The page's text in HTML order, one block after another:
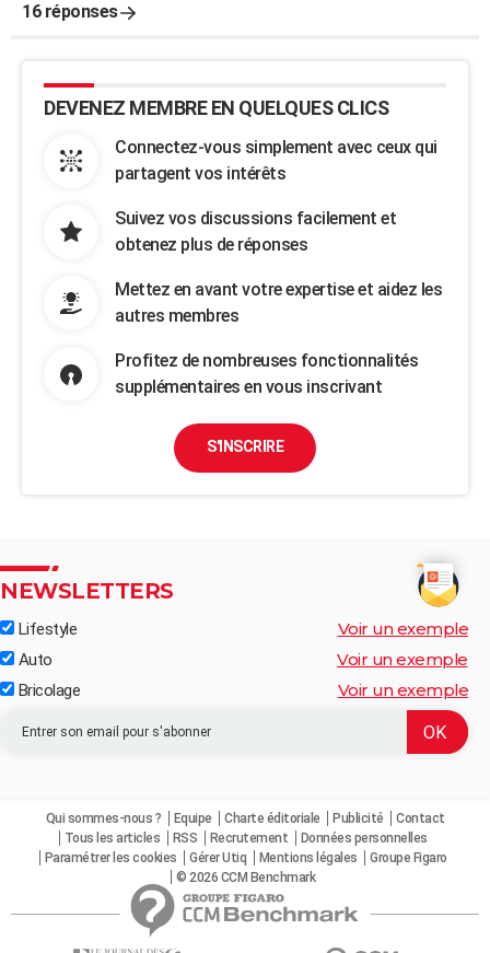
16 réponses
DEVENEZ MEMBRE EN QUELQUES CLICS
Connectez-vous simplement avec ceux qui
partagent vos intérêts
Suivez vos discussions facilement et
obtenez plus de réponses
Mettez en avant votre expertise et aidez les
autres membres
Profitez de nombreuses fonctionnalités
supplémentaires en vous inscrivant
S'INSCRIRE
NEWSLETTERS
Lifestyle Voir un exemple
Auto Voir un exemple
Bricolage Voir un exemple
Qui sommes-nous ? Equipe Charte éditoriale Publicité
Contact
Tous les articles
RSS Recrutement
Données personnelles
Paramétrer les cookies
Gérer Utiq Mentions légales
Groupe Figaro
© 2026 CCM Benchmark